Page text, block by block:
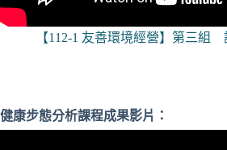
【112-1 友善環境經營】第三組
健康步態分析課程成果影片：